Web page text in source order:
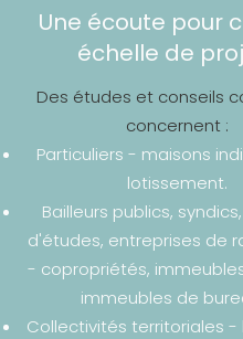
Une écoute pour
échelle de
​Des études et conseils
concernent :
Particuliers - maisons
lotissement.
Bailleurs publics,
d'études, entreprises de
- copropriétés,
immeubles de
Collectivités territoriales